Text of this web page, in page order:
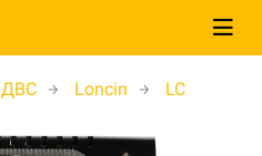
ДВС Loncin LC